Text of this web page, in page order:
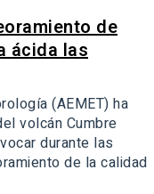
de
ácida las
(AEMET) ha
volcán Cumbre
durante las
de la calidad